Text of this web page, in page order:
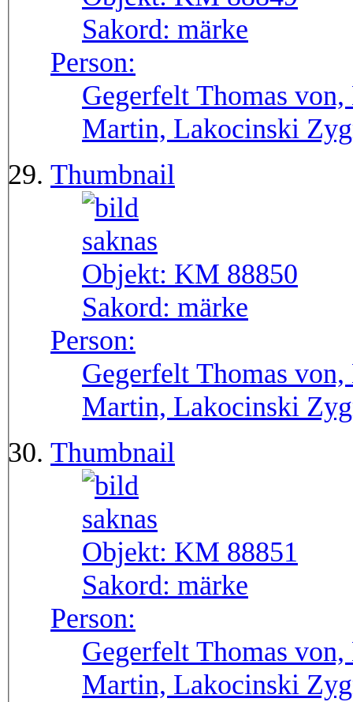
Sakord: märke
Person:
Gegerfelt Thomas
Martin, Lakocinski
Thumbnail
Objekt: KM 88850
Sakord: märke
Person:
Gegerfelt Thomas
Martin, Lakocinski
Thumbnail
Objekt: KM 88851
Sakord: märke
Person:
Gegerfelt Thomas
Martin, Lakocinski